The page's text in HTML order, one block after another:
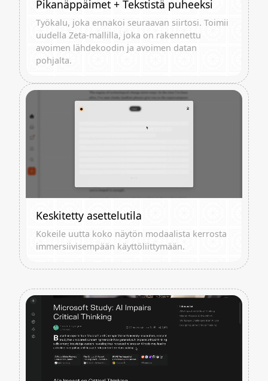
Pikanäppäimet + Tekstistä puheeksi
Työkalu, joka ennakoi seuraavan siirtosi. Toimii
uudella Zeta-mallilla, joka on rakennettu
avoimen lähdekoodin ja avoimen datan
pohjalta.
Keskitetty asettelutila
Kokeile uutta koko näytön modaalista kerrosta
immersiivisempään käyttöliittymään.